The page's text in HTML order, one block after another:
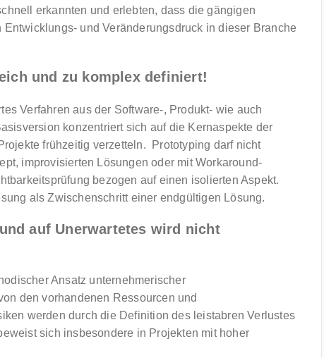
erkannten und erlebten, dass die gängigen
und Veränderungsdruck in dieser Branche
und zu komplex definiert!
Verfahren aus der Software-, Produkt- wie auch
konzentriert sich auf die Kernaspekte der
frühzeitig verzetteln. Prototyping darf nicht
improvisierten Lösungen oder mit Workaround-
bezogen auf einen isolierten Aspekt.
als Zwischenschritt einer endgültigen Lösung.
auf Unerwartetes wird nicht
Ansatz unternehmerischer
den vorhandenen Ressourcen und
werden durch die Definition des leistabren Verlustes
sich insbesondere in Projekten mit hoher